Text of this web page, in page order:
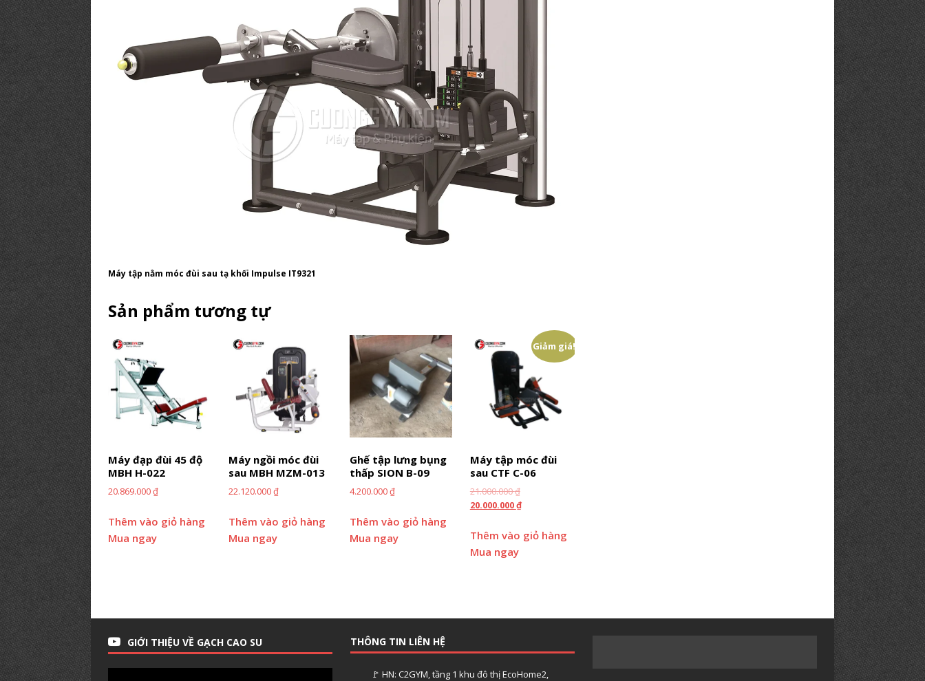
Máy tập nằm móc đùi sau tạ khối Impulse IT9321
Sản phẩm tương tự
Máy đạp đùi 45 độ
MBH H-022
20.869.000₫
Thêm vào giỏ hàng
Mua ngay
Máy ngồi móc đùi
sau MBH MZM-013
22.120.000₫
Thêm vào giỏ hàng
Mua ngay
Ghế tập lưng bụng
thấp SION B-09
4.200.000₫
Thêm vào giỏ hàng
Mua ngay
Giảm giá!
Máy tập móc đùi
sau CTF C-06
21.000.000₫
20.000.000₫
Thêm vào giỏ hàng
Mua ngay
GIỚI THIỆU VỀ GẠCH CAO SU THÔNG TIN LIÊN HỆ
🚩 HN: C2GYM, tầng 1 khu đô thị EcoHome2,